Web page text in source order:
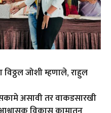
जोशी म्हणाले, राहुल
असावी तर वाकडसारखी